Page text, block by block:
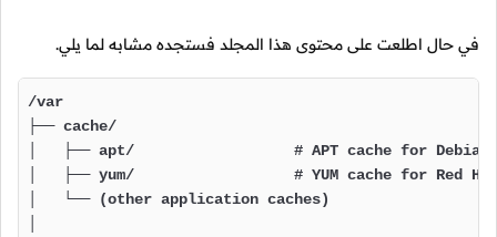
في حال اطلعت على محتوى هذا المجلد فستجده مشابه لما يلي.
/var
├── cache/
│   ├── apt/                  # APT cache for Debian-
│   ├── yum/                  # YUM cache for Red Hat-
│   └── (other application caches)